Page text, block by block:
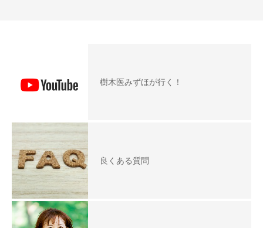
樹木医みずほが行く！
良くある質問